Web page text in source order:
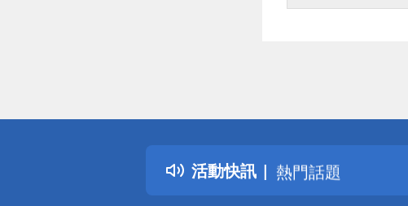
活動快訊
詐騙網頁！請小
得獎公告
熱門話題
銀行優惠